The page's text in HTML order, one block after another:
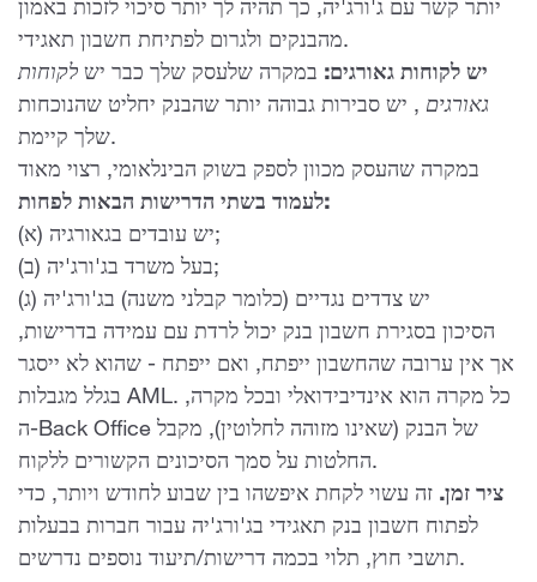
יותר קשר עם ג'ורג'יה, כך תהיה לך יותר סיכוי לזכות באמון
מהבנקים ולגרום לפתיחת חשבון תאגידי.
יש לקוחות גאורגים: במקרה שלעסק שלך כבר יש לקוחות
גאורגים , יש סבירות גבוהה יותר שהבנק יחליט שהנוכחות
שלך קיימת.
במקרה שהעסק מכוון לספק בשוק הבינלאומי, רצוי מאוד
לעמוד בשתי הדרישות הבאות לפחות:
(א) יש עובדים בגאורגיה;
(ב) בעל משרד בג'ורג'יה;
(ג) יש צדדים נגדיים (כלומר קבלני משנה) בג'ורג'יה
הסיכון בסגירת חשבון בנק יכול לרדת עם עמידה בדרישות,
אך אין ערובה שהחשבון ייפתח, ואם ייפתח - שהוא לא ייסגר
בגלל מגבלות AML. כל מקרה הוא אינדיבידואלי ובכל מקרה,
ה-Back Office של הבנק (שאינו מזוהה לחלוטין), מקבל
החלטות על סמך הסיכונים הקשורים ללקוח.
ציר זמן. זה עשוי לקחת איפשהו בין שבוע לחודש ויותר, כדי
לפתוח חשבון בנק תאגידי בג'ורג'יה עבור חברות בבעלות
תושבי חוץ, תלוי בכמה דרישות/תיעוד נוספים נדרשים.